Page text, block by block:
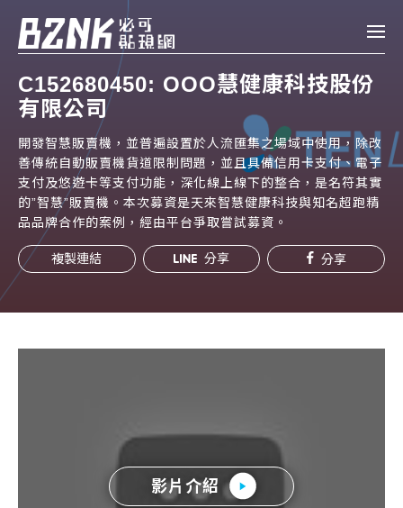
帳款轉讓
投資
申貸
企業融資
企業專案融資
企業專案融資
註冊 登入
C152680450: OOO慧健康科技股份
有限公司
開發智慧販賣機，並普遍設置於人流匯集之場域中使用，除改
善傳統自動販賣機貨道限制問題，並且具備信用卡支付、電子
支付及悠遊卡等支付功能，深化線上線下的整合，是名符其實
的”智慧”販賣機。本次募資是天來智慧健康科技與知名超跑精
品品牌合作的案例，經由平台爭取嘗試募資。
複製連結 分享 分享
影片介紹